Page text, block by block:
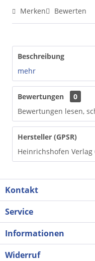
Merken Bewerten
Beschreibung
mehr
Bewertungen
0
Bewertungen lesen,
Hersteller (GPSR)
Heinrichshofen Verlag
Kontakt
Service
Informationen
Widerruf